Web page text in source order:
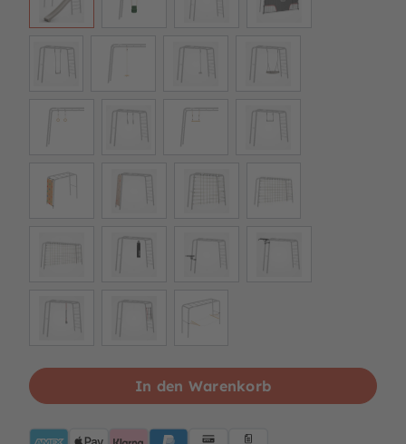
In den Warenkorb
ApplePayKlarna PayPalBlueLastschrift